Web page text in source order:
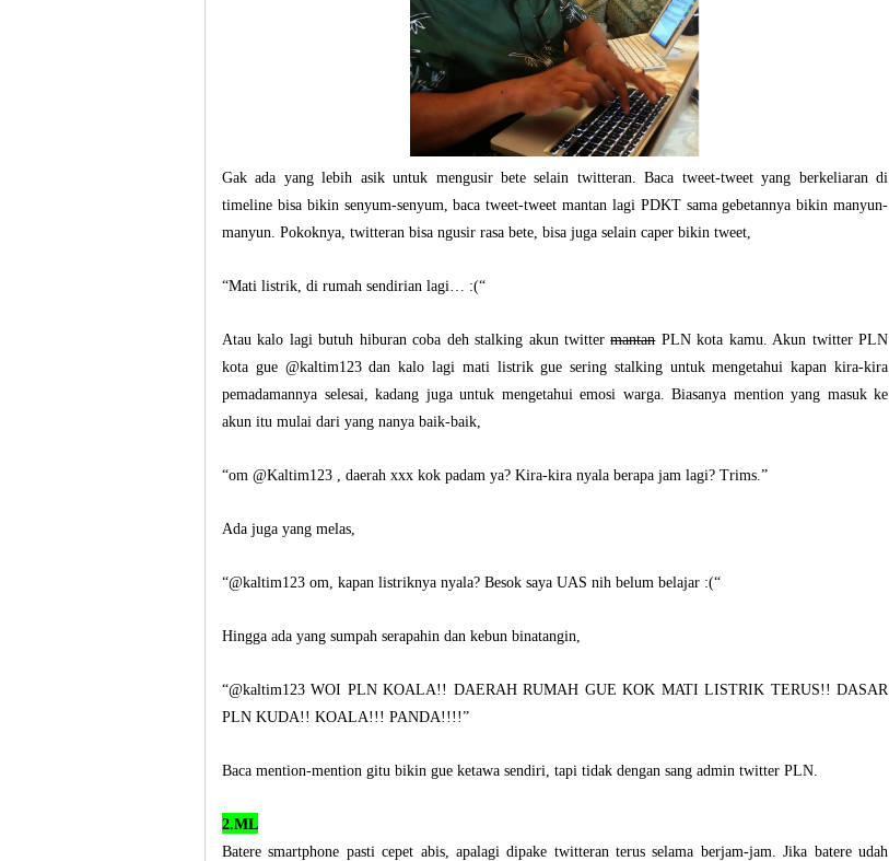
Gak ada yang lebih asik untuk mengusir bete selain twitteran. Baca tweet-tweet yang berkeliaran di
timeline bisa bikin senyum-senyum, baca tweet-tweet mantan lagi PDKT sama gebetannya bikin manyun-
manyun. Pokoknya, twitteran bisa ngusir rasa bete, bisa juga selain caper bikin tweet,
“Mati listrik, di rumah sendirian lagi… :(“
Atau kalo lagi butuh hiburan coba deh stalking akun twittermantanPLN kota kamu. Akun twitter PLN
kota gue @kaltim123 dan kalo lagi mati listrik gue sering stalking untuk mengetahui kapan kira-kira
pemadamannya selesai, kadang juga untuk mengetahui emosi warga. Biasanya mention yang masuk ke
akun itu mulai dari yang nanya baik-baik,
“om @Kaltim123 , daerah xxx kok padam ya? Kira-kira nyala berapa jam lagi? Trims.”
Ada juga yang melas,
“@kaltim123 om, kapan listriknya nyala? Besok saya UAS nih belum belajar :(“
Hingga ada yang sumpah serapahin dan kebun binatangin,
“@kaltim123 WOI PLN KOALA!! DAERAH RUMAH GUE KOK MATI LISTRIK TERUS!! DASAR
PLN KUDA!! KOALA!!! PANDA!!!!”
Baca mention-mention gitu bikin gue ketawa sendiri, tapi tidak dengan sang admin twitter PLN.
2.ML
Batere smartphone pasti cepet abis, apalagi dipake twitteran terus selama berjam-jam. Jika batere udah